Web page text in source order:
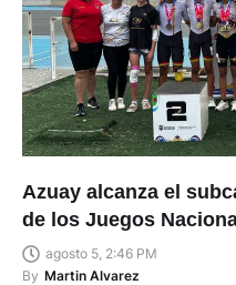
Azuay alcanza el
de los Juegos
agosto 5, 2:46 PM
By Martin Alvarez